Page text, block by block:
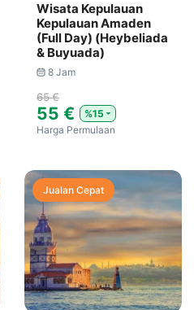
Wisata Kepulauan
Kepulauan Amaden
(Full Day) (Heybeliada
& Buyuada)
8 Jam
65 €
55 €
%15
Harga Permulaan
Jualan Cepat